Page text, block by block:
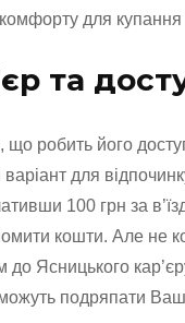
для купання
та
що робить його
для
100 грн за
кошти. Але не
до Ясницького
можуть подряпати